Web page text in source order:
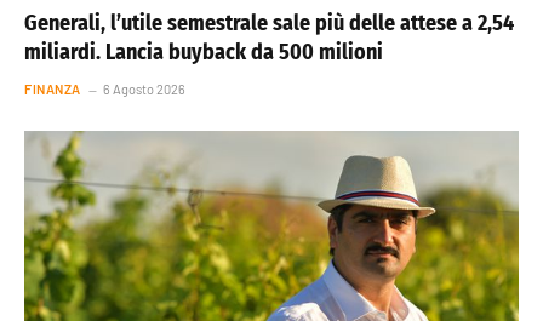
Generali, l’utile semestrale sale più delle attese a 2,54
miliardi. Lancia buyback da 500 milioni
FINANZA 6 Agosto 2026